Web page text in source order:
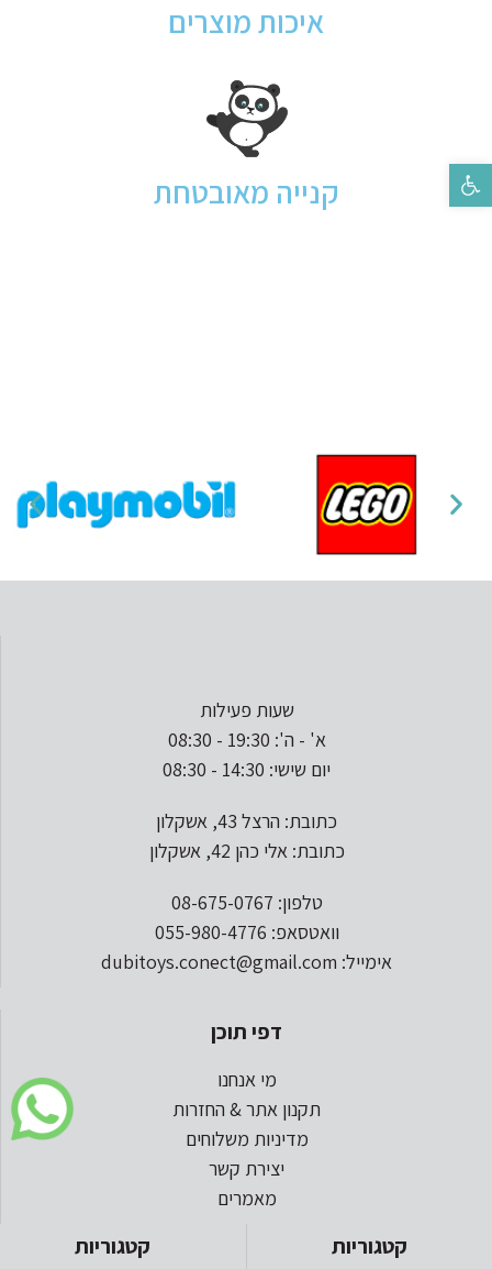
פתח סרגל נגישות
איכות מוצרים
קנייה מאובטחת
שעות פעילות
א' - ה': 19:30 - 08:30
יום שישי: 14:30 - 08:30
כתובת: הרצל 43, אשקלון
כתובת: אלי כהן 42, אשקלון
טלפון: 08-675-0767
וואטסאפ: 055-980-4776
אימייל: dubitoys.conect@gmail.com
דפי תוכן
מי אנחנו
תקנון אתר & החזרות
מדיניות משלוחים
יצירת קשר
מאמרים
קטגוריות קטגוריות